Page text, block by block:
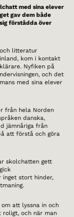
med sina elever
gav dem både
förstådda över
och litteratur
kom i kontakt
Nyfiken på
och det
med sina elever
från hela Norden
danska,
jämnåriga från
att förstå och göra
skolchatten gett
inget stort hinder,
att lyssna in och
och när man